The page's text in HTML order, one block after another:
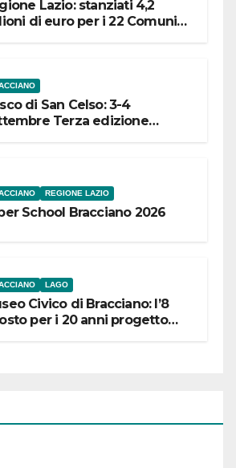
Lazio: stanziati 4,2
di euro per i 22 Comuni
di San Celso: 3-4
Terza edizione
REGIONE LAZIO
School Bracciano 2026
LAGO
Civico di Bracciano: l’8
per i 20 anni progetto